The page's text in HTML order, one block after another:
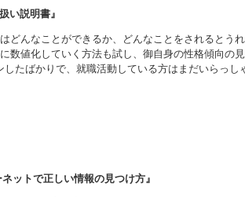
説明書』
どんなことができるか、どんなことをされるとう
数値化していく方法も試し、御自身の性格傾向の
したばかりで、就職活動している方はまだいらっ
ットで正しい情報の見つけ方』